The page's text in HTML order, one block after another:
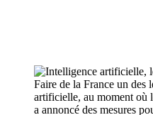
Faire de la France un des
artificielle, au moment où
a annoncé des mesures